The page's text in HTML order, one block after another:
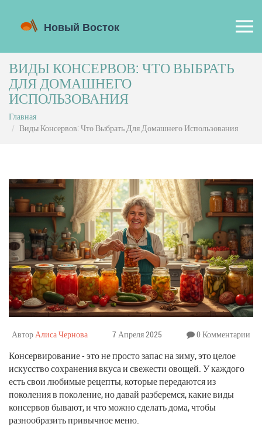
ВИДЫ КОНСЕРВОВ: ЧТО ВЫБРАТЬ
ДЛЯ ДОМАШНЕГО
ИСПОЛЬЗОВАНИЯ
Главная
Виды Консервов: Что Выбрать Для Домашнего Использования
АвторАлиса Чернова 7 Апреля 2025 0 Комментарии
Консервирование - это не просто запас на зиму, это целое
искусство сохранения вкуса и свежести овощей. У каждого
есть свои любимые рецепты, которые передаются из
поколения в поколение, но давай разберемся, какие виды
консервов бывают, и что можно сделать дома, чтобы
разнообразить привычное меню.